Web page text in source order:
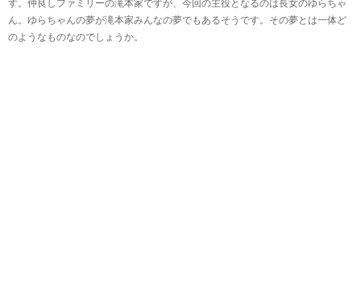
す。仲良しファミリーの滝本家ですが、今回の主役となるのは長女のゆらちゃ
ん。ゆらちゃんの夢が滝本家みんなの夢でもあるそうです。その夢とは一体ど
のようなものなのでしょうか。